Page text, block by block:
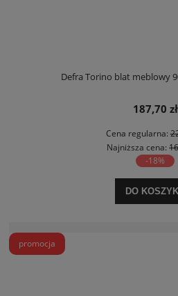
Defra Torino blat meblowy
187,70 zł
Cena regularna:
Najniższa cena:
-18%
DO
promocja